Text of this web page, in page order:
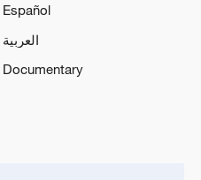
Español
العربية
Documentary